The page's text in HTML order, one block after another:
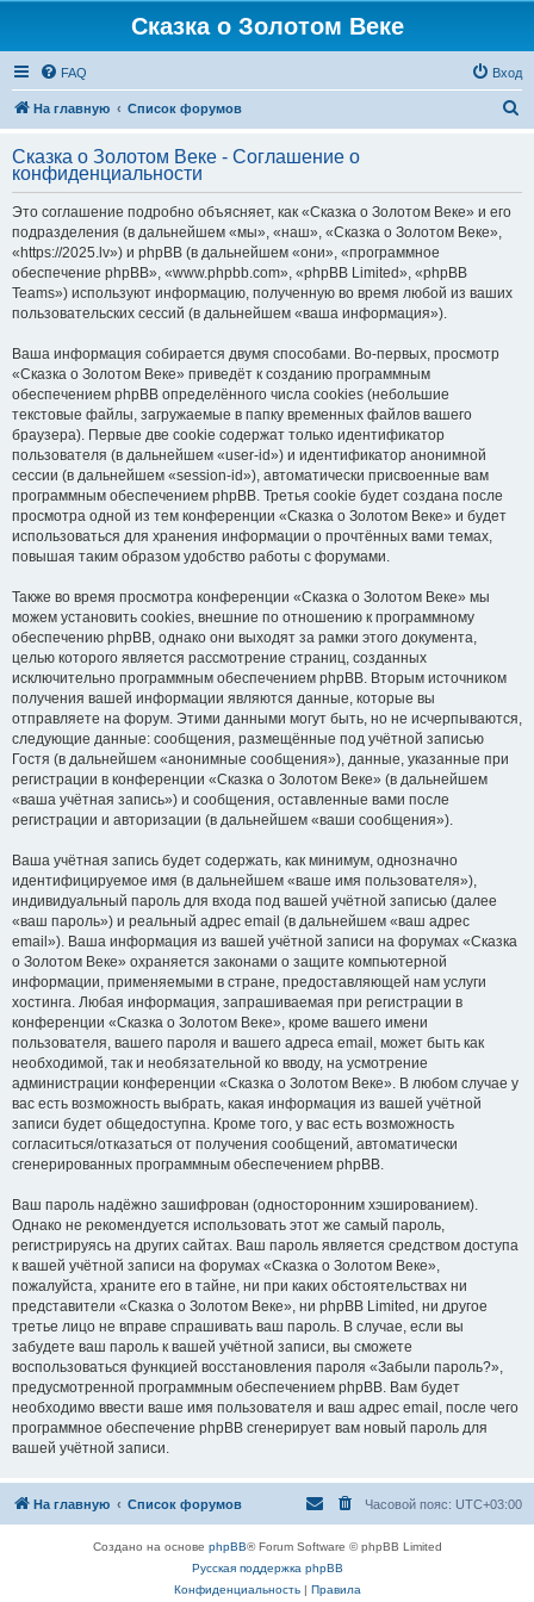
Сказка о Золотом Веке
FAQ Вход
На главную Список форумов
с
Сказка о Золотом Веке - Соглашение о
конфиденциальности
Это соглашение подробно объясняет, как «Сказка о Золотом Веке» и его
подразделения (в дальнейшем «мы», «наш», «Сказка о Золотом Веке»,
«https://2025.lv») и phpBB (в дальнейшем «они», «программное
обеспечение phpBB», «www.phpbb.com», «phpBB Limited», «phpBB
Teams») используют информацию, полученную во время любой из ваших
пользовательских сессий (в дальнейшем «ваша информация»).
Ваша информация собирается двумя способами. Во-первых, просмотр
«Сказка о Золотом Веке» приведёт к созданию программным
обеспечением phpBB определённого числа cookies (небольшие
текстовые файлы, загружаемые в папку временных файлов вашего
браузера). Первые две cookie содержат только идентификатор
пользователя (в дальнейшем «user-id») и идентификатор анонимной
сессии (в дальнейшем «session-id»), автоматически присвоенные вам
программным обеспечением phpBB. Третья cookie будет создана после
просмотра одной из тем конференции «Сказка о Золотом Веке» и будет
использоваться для хранения информации о прочтённых вами темах,
повышая таким образом удобство работы с форумами.
Также во время просмотра конференции «Сказка о Золотом Веке» мы
можем установить cookies, внешние по отношению к программному
обеспечению phpBB, однако они выходят за рамки этого документа,
целью которого является рассмотрение страниц, созданных
исключительно программным обеспечением phpBB. Вторым источником
получения вашей информации являются данные, которые вы
отправляете на форум. Этими данными могут быть, но не исчерпываются,
следующие данные: сообщения, размещённые под учётной записью
Гостя (в дальнейшем «анонимные сообщения»), данные, указанные при
регистрации в конференции «Сказка о Золотом Веке» (в дальнейшем
«ваша учётная запись») и сообщения, оставленные вами после
регистрации и авторизации (в дальнейшем «ваши сообщения»).
Ваша учётная запись будет содержать, как минимум, однозначно
идентифицируемое имя (в дальнейшем «ваше имя пользователя»),
индивидуальный пароль для входа под вашей учётной записью (далее
«ваш пароль») и реальный адрес email (в дальнейшем «ваш адрес
email»). Ваша информация из вашей учётной записи на форумах «Сказка
о Золотом Веке» охраняется законами о защите компьютерной
информации, применяемыми в стране, предоставляющей нам услуги
хостинга. Любая информация, запрашиваемая при регистрации в
конференции «Сказка о Золотом Веке», кроме вашего имени
пользователя, вашего пароля и вашего адреса email, может быть как
необходимой, так и необязательной ко вводу, на усмотрение
администрации конференции «Сказка о Золотом Веке». В любом случае у
вас есть возможность выбрать, какая информация из вашей учётной
записи будет общедоступна. Кроме того, у вас есть возможность
согласиться/отказаться от получения сообщений, автоматически
сгенерированных программным обеспечением phpBB.
Ваш пароль надёжно зашифрован (односторонним хэшированием).
Однако не рекомендуется использовать этот же самый пароль,
регистрируясь на других сайтах. Ваш пароль является средством доступа
к вашей учётной записи на форумах «Сказка о Золотом Веке»,
пожалуйста, храните его в тайне, ни при каких обстоятельствах ни
представители «Сказка о Золотом Веке», ни phpBB Limited, ни другое
третье лицо не вправе спрашивать ваш пароль. В случае, если вы
забудете ваш пароль к вашей учётной записи, вы сможете
воспользоваться функцией восстановления пароля «Забыли пароль?»,
предусмотренной программным обеспечением phpBB. Вам будет
необходимо ввести ваше имя пользователя и ваш адрес email, после чего
программное обеспечение phpBB сгенерирует вам новый пароль для
вашей учётной записи.
На главную Список форумов Часовой пояс: UTC+03:00
Создано на основе phpBB® Forum Software © phpBB Limited
Русская поддержка phpBB
Конфиденциальность| Правила